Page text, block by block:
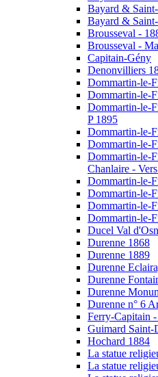
Bayard &
Bayard &
Brousseval -
Brousseval -
Capitain-Gény
Denonvilliers
Dommartin-le-
Dommartin-le-
Dommartin-le-
P 1895
Dommartin-le-
Dommartin-le-
Dommartin-le-
Chanlaire -
Dommartin-le-
Dommartin-le-
Dommartin-le-
Dommartin-le-
Ducel Val
Durenne 1868
Durenne 1889
Durenne
Durenne
Durenne
Durenne n° 6
Ferry-Capitain
Guimard Saint-
Hochard 1884
La statue
La statue